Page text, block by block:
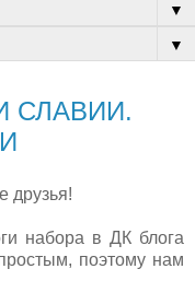
▼
▼
СЛАВИИ.
друзья!
набора в ДК блога
поэтому нам